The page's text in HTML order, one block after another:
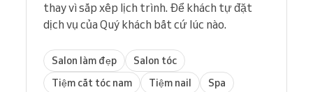
thay vì sắp xếp lịch trình. Để khách tự đặt
dịch vụ của Quý khách bất cứ lúc nào.
Salon làm đẹp
Salon tóc
Tiệm cắt tóc nam
Tiệm nail Spa